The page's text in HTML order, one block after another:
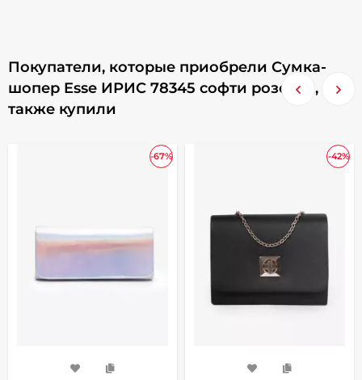
Покупатели, которые приобрели Сумка-
шопер Esse ИРИС 78345 софти розовая,
также купили
-67% -42%